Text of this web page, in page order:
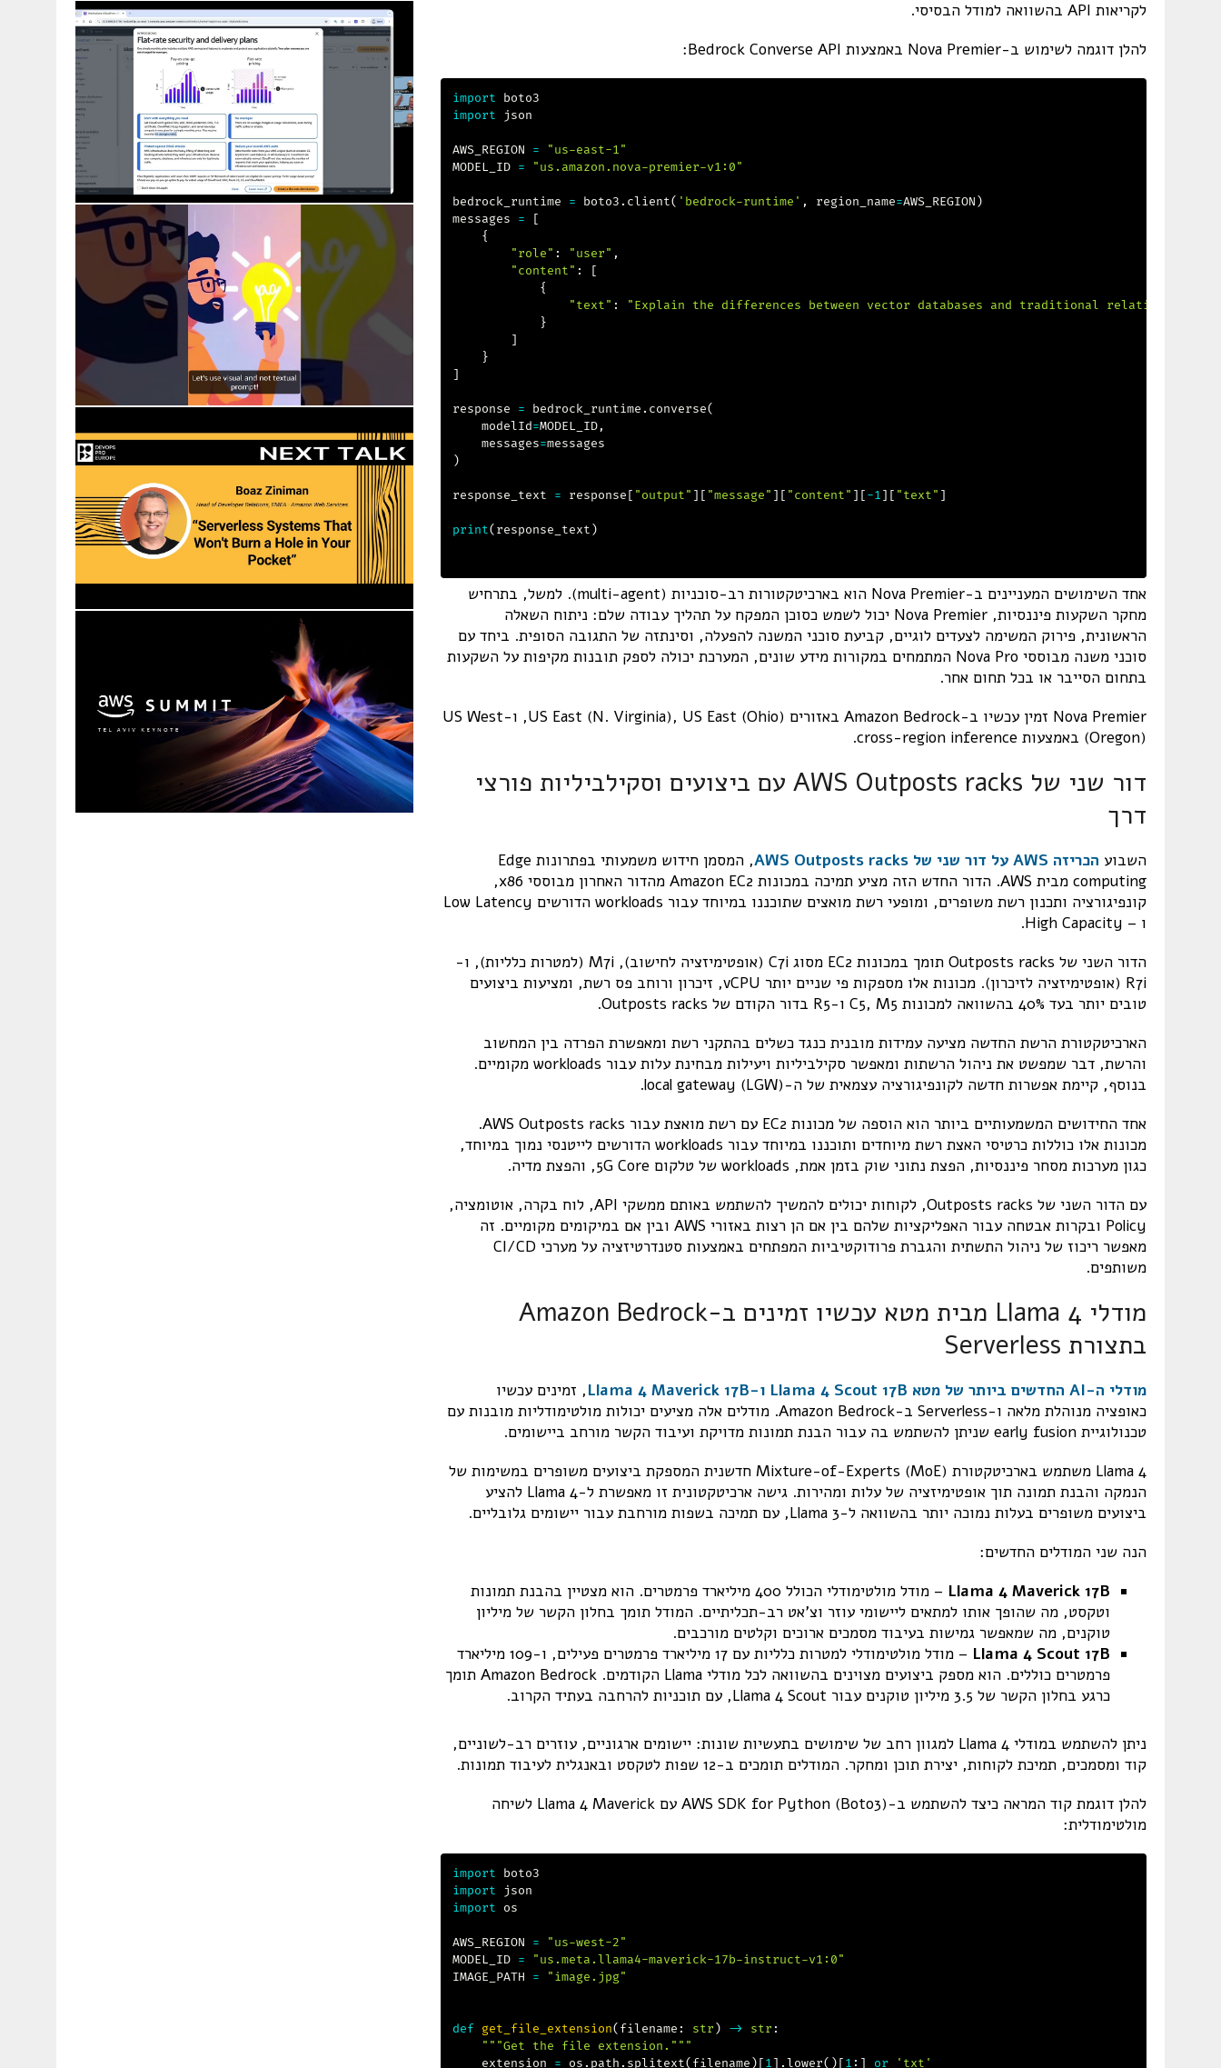
לקריאות API בהשוואה למודל הבסיסי.
להלן דוגמה לשימוש ב-Nova Premier באמצעות Bedrock Converse API:
import
import json
AWS_REGION =
"us-east-1"
MODEL_ID = "us.amazon.nova-premier-v1:0"
bedrock_runtime = boto3 . client( 'bedrock-runtime' , region_name=AWS_REGION )
messages =
[
{
"role" : "user" ,
"content" :
[
{
"text" :
"Explain the differences between vector databases and traditional relational
}
]
}
]
response = bedrock_runtime . converse(
    modelId
=MODEL_ID,
    messages
=
)
response_text = response [ "output" ] [ "message" ] [ "content" ] [-1] [ "text" ]
print( response_text )
אחד השימושים המעניינים ב-Nova Premier הוא בארכיטקטורות רב-סוכניות (multi-agent). למשל, בתרחיש
מחקר השקעות פיננסיות, Nova Premier יכול לשמש כסוכן המפקח על תהליך עבודה שלם: ניתוח השאלה
הראשונית, פירוק המשימה לצעדים לוגיים, קביעת סוכני המשנה להפעלה, וסינתזה של התגובה הסופית. ביחד עם
סוכני משנה מבוססי Nova Pro המתמחים במקורות מידע שונים, המערכת יכולה לספק תובנות מקיפות על השקעות
בתחום הסייבר או בכל תחום אחר.
Nova Premier זמין עכשיו ב-Amazon Bedrock באזורים US East (N. Virginia), US East (Ohio), ו-US West
(Oregon) באמצעות cross-region inference.
דור שני של AWS Outposts racks עם ביצועים וסקילביליות פורצי
דרך
השבוע הכריזה AWS על דור שני של AWS Outposts racks
, המסמן חידוש משמעותי בפתרונות Edge
computing מבית AWS. הדור החדש הזה מציע תמיכה במכונות Amazon EC2 מהדור האחרון מבוססי x86,
קונפיגורציה ותכנון רשת משופרים, ומופעי רשת מואצים שתוכננו במיוחד עבור workloads הדורשים Low Latency
ו – High Capacity.
הדור השני של Outposts racks תומך במכונות EC2 מסוג C7i (אופטימיזציה לחישוב), M7i (למטרות כלליות), ו-
R7i (אופטימיזציה לזיכרון). מכונות אלו מספקות פי שניים יותר vCPU, זיכרון ורוחב פס רשת, ומציעות ביצועים
טובים יותר בעד 40% בהשוואה למכונות C5, M5 ו-R5 בדור הקודם של Outposts racks.
הארכיטקטורת הרשת החדשה מציעה עמידות מובנית כנגד כשלים בהתקני רשת ומאפשרת הפרדה בין המחשוב
והרשת, דבר שמפשט את ניהול הרשתות ומאפשר סקילביליות ויעילות מבחינת עלות עבור workloads מקומיים.
בנוסף, קיימת אפשרות חדשה לקונפיגורציה עצמאית של ה-local gateway (LGW).
אחד החידושים המשמעותיים ביותר הוא הוספה של מכונות EC2 עם רשת מואצת עבור AWS Outposts racks.
מכונות אלו כוללות כרטיסי האצת רשת מיוחדים ותוכננו במיוחד עבור workloads הדורשים לייטנסי נמוך במיוחד,
כגון מערכות מסחר פיננסיות, הפצת נתוני שוק בזמן אמת, workloads של טלקום 5G Core, והפצת מדיה.
עם הדור השני של Outposts racks, לקוחות יכולים להמשיך להשתמש באותם ממשקי API, לוח בקרה, אוטומציה,
Policy ובקרות אבטחה עבור האפליקציות שלהם בין אם הן רצות באזורי AWS ובין אם במיקומים מקומיים. זה
מאפשר ריכוז של ניהול התשתית והגברת פרודוקטיביות המפתחים באמצעות סטנדרטיזציה על מערכי CI/CD
משותפים.
מודלי Llama 4 מבית מטא עכשיו זמינים ב-Amazon Bedrock
בתצורת Serverless
מודלי ה-AI החדשים ביותר של מטא Llama 4 Scout 17B ו-Llama 4 Maverick 17B
, זמינים עכשיו
כאופציה מנוהלת מלאה ו-Serverless ב-Amazon Bedrock. מודלים אלה מציעים יכולות מולטימודליות מובנות עם
טכנולוגיית early fusion שניתן להשתמש בה עבור הבנת תמונות מדויקת ועיבוד הקשר מורחב ביישומים.
Llama 4 משתמש בארכיטקטורת Mixture-of-Experts (MoE) חדשנית המספקת ביצועים משופרים במשימות של
הנמקה והבנת תמונה תוך אופטימיזציה של עלות ומהירות. גישה ארכיטקטונית זו מאפשרת ל-Llama 4 להציע
ביצועים משופרים בעלות נמוכה יותר בהשוואה ל-Llama 3, עם תמיכה בשפות מורחבת עבור יישומים גלובליים.
הנה שני המודלים החדשים:
Llama 4 Maverick 17B
– מודל מולטימודלי הכולל 400 מיליארד פרמטרים. הוא מצטיין בהבנת תמונות
וטקסט, מה שהופך אותו למתאים ליישומי עוזר וצ'אט רב-תכליתיים. המודל תומך בחלון הקשר של מיליון
טוקנים, מה שמאפשר גמישות בעיבוד מסמכים ארוכים וקלטים מורכבים.
Llama 4 Scout 17B
– מודל מולטימודלי למטרות כלליות עם 17 מיליארד פרמטרים פעילים, ו-109 מיליארד
פרמטרים כוללים. הוא מספק ביצועים מצוינים בהשוואה לכל מודלי Llama הקודמים. Amazon Bedrock תומך
כרגע בחלון הקשר של 3.5 מיליון טוקנים עבור Llama 4 Scout, עם תוכניות להרחבה בעתיד הקרוב.
ניתן להשתמש במודלי Llama 4 למגוון רחב של שימושים בתעשיות שונות: יישומים ארגוניים, עוזרים רב-לשוניים,
קוד ומסמכים, תמיכת לקוחות, יצירת תוכן ומחקר. המודלים תומכים ב-12 שפות לטקסט ובאנגלית לעיבוד תמונות.
להלן דוגמת קוד המראה כיצד להשתמש ב-AWS SDK for Python (Boto3) עם Llama 4 Maverick לשיחה
מולטימודלית:
import
import
import os
AWS_REGION =
"us-west-2"
MODEL_ID =
"us.meta.llama4-maverick-17b-instruct-v1:0"
IMAGE_PATH = "image.jpg"
def get_file_extension( filename : str ) -> str :
"""Get the file extension."""
    extension
= os . path . splitext( filename ) [1] .lower( ) [1 : ] or 'txt'